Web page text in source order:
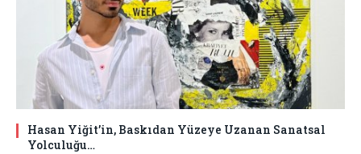
Hasan Yiğit’in, Baskıdan Yüzeye Uzanan Sanatsal
Yolculuğu…